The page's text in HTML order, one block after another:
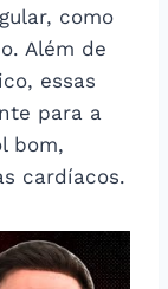
como
Além de
essas
para a
bom,
cardíacos.